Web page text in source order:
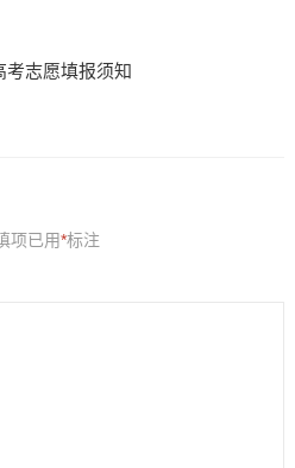
考志愿填报须知
项已用*标注